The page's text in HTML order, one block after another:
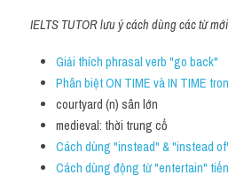
IELTS TUTOR lưu ý cách dùng các từ
Giải thích phrasal verb "go back"
Phân biệt ON TIME và IN TIME
courtyard (n) sân lớn
medieval: thời trung cổ
Cách dùng "instead" & "instead
Cách dùng động từ "entertain"